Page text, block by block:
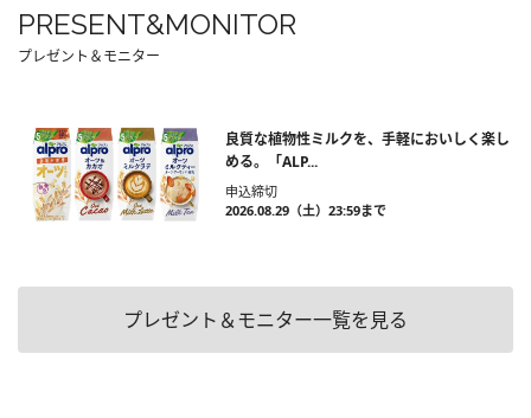
PRESENT&MONITOR
プレゼント＆モニター
良質な植物性ミルクを、手軽においしく楽し
める。「ALP...
申込締切
2026.08.29（土）23:59まで
プレゼント＆モニター一覧を見る